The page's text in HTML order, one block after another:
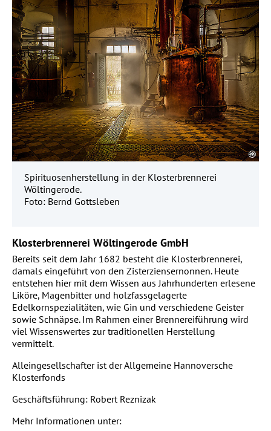
Spirituosenherstellung in der Klosterbrennerei
Wöltingerode.
Foto: Bernd Gottsleben
Klosterbrennerei Wöltingerode GmbH
Bereits seit dem Jahr 1682 besteht die Klosterbrennerei,
damals eingeführt von den Zisterziensernonnen. Heute
entstehen hier mit dem Wissen aus Jahrhunderten erlesene
Liköre, Magenbitter und holzfassgelagerte
Edelkornspezialitäten, wie Gin und verschiedene Geister
sowie Schnäpse. Im Rahmen einer Brennereiführung wird
viel Wissenswertes zur traditionellen Herstellung
vermittelt.
Alleingesellschafter ist der Allgemeine Hannoversche
Klosterfonds
Geschäftsführung: Robert Reznizak
Mehr Informationen unter: